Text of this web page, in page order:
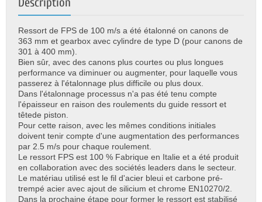
Ressort de FPS de 100 m/s a été étalonné on canons de
363 mm et gearbox avec cylindre de type D (pour canons de
301 à 400 mm).
Bien sûr, avec des canons plus courtes ou plus longues
performance va diminuer ou augmenter, pour laquelle vous
passerez à l'étalonnage plus difficile ou plus doux.
Dans l'étalonnage processus n'a pas été tenu compte
l'épaisseur en raison des roulements du guide ressort et
têtede piston.
Pour cette raison, avec les mêmes conditions initiales
doivent tenir compte d'une augmentation des performances
par 2.5 m/s pour chaque roulement.
Le ressort FPS est 100 % Fabrique en Italie et a été produit
en collaboration avec des sociétés leaders dans le secteur.
Le matériau utilisé est le fil d'acier bleui et carbone pré-
trempé acier avec ajout de silicium et chrome EN10270/2.
Dans la prochaine étape pour former le ressort est stabilisé